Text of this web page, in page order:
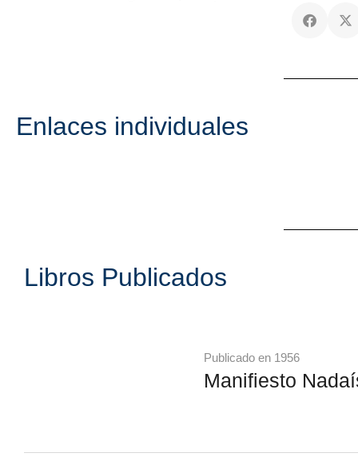
Enlaces individuales
Libros Publicados
Publicado en 1956
Manifiesto